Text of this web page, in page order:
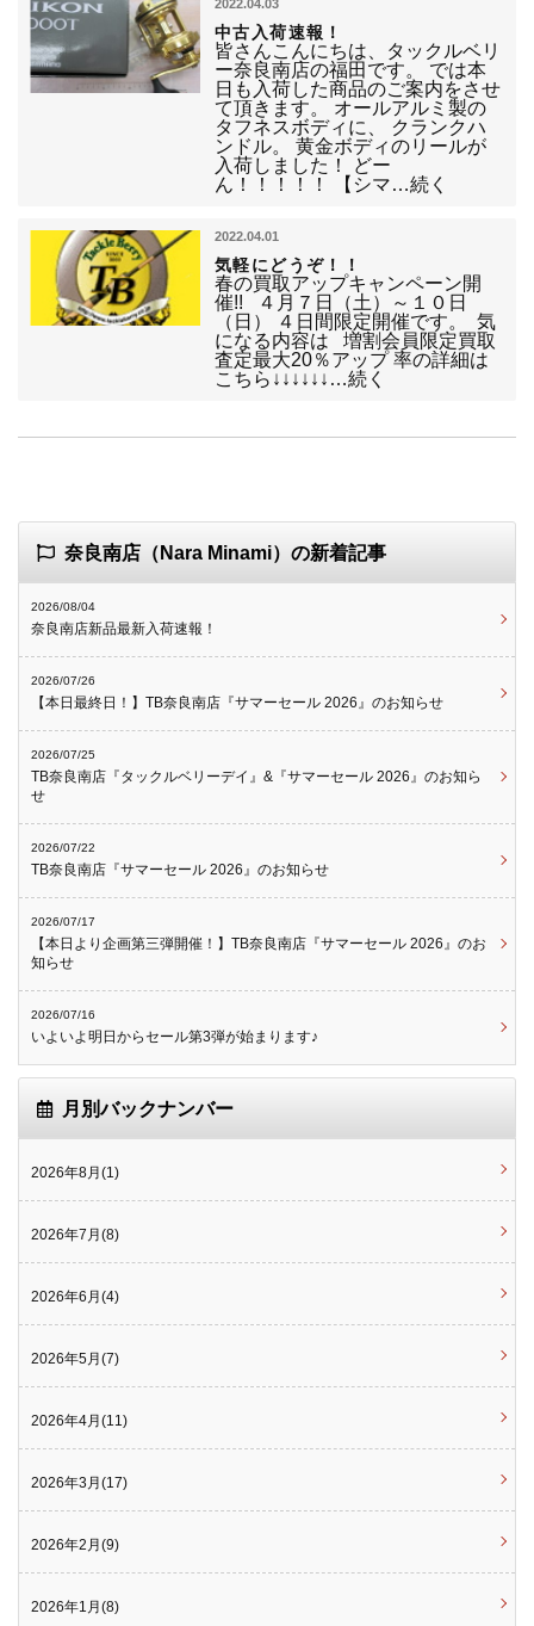
2022.04.03
中古入荷速報！
皆さんこんにちは、タックルベリ
ー奈良南店の福田です。 では本
日も入荷した商品のご案内をさせ
て頂きます。 オールアルミ製の
タフネスボディに、 クランクハ
ンドル。 黄金ボディのリールが
入荷しました！ どー
ん！！！！！ 【シマ…続く
2022.04.01
気軽にどうぞ！！
春の買取アップキャンペーン開
催!! ４月７日（土）～１０日
（日） ４日間限定開催です。 気
になる内容は 増割会員限定買取
査定最大20％アップ 率の詳細は
こちら↓↓↓↓↓↓…続く
奈良南店（Nara Minami）の新着記事
2026/08/04
奈良南店新品最新入荷速報！
2026/07/26
【本日最終日！】TB奈良南店『サマーセール 2026』のお知らせ
2026/07/25
TB奈良南店『タックルベリーデイ』&『サマーセール 2026』のお知ら
せ
2026/07/22
TB奈良南店『サマーセール 2026』のお知らせ
2026/07/17
【本日より企画第三弾開催！】TB奈良南店『サマーセール 2026』のお
知らせ
2026/07/16
いよいよ明日からセール第3弾が始まります♪
月別バックナンバー
2026年8月(1)
2026年7月(8)
2026年6月(4)
2026年5月(7)
2026年4月(11)
2026年3月(17)
2026年2月(9)
2026年1月(8)